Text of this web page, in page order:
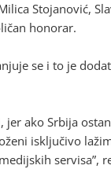
Stojanović,
honorar.
se i to je
ako Srbija
isključivo
servisa”,